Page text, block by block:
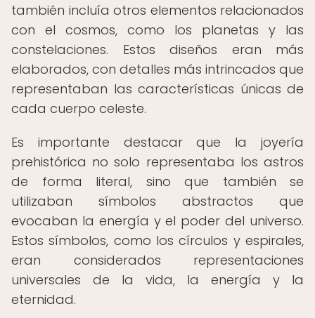
también incluía otros elementos relacionados
con el cosmos, como los planetas y las
constelaciones. Estos diseños eran más
elaborados, con detalles más intrincados que
representaban las características únicas de
cada cuerpo celeste.
Es importante destacar que la joyería
prehistórica no solo representaba los astros
de forma literal, sino que también se
utilizaban símbolos abstractos que
evocaban la energía y el poder del universo.
Estos símbolos, como los círculos y espirales,
eran considerados representaciones
universales de la vida, la energía y la
eternidad.